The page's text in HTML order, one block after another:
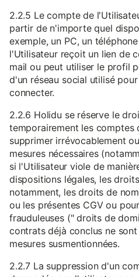
2.2.5 Le compte de
partir de n'importe quel
exemple, un PC, un
l'Utilisateur reçoit un lien de
mail ou peut utiliser le profil
d'un réseau social utilisé
connecter.
2.2.6 Holidu se réserve le
temporairement les comptes
supprimer irrévocablement
mesures nécessaires
si l'Utilisateur viole de
dispositions légales, les
notamment, les droits de
ou les présentes CGV ou
frauduleuses (" droits de
contrats déjà conclus ne
mesures susmentionnées.
2.2.7 La suppression d'un